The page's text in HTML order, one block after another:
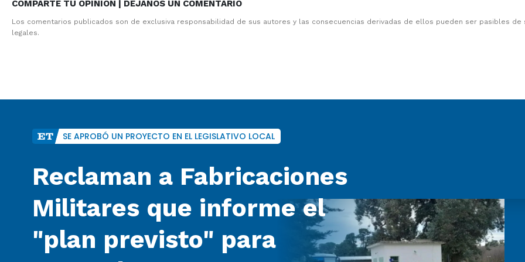
COMPARTE TU OPINION | DEJANOS UN COMENTARIO
Los comentarios publicados son de exclusiva responsabilidad de sus autores y las consecuencias derivadas de ellos pueden ser pasibles de
legales.
SE APROBÓ UN PROYECTO EN EL LEGISLATIVO LOCAL
Reclaman a Fabricaciones
Militares que informe el
"plan previsto" para